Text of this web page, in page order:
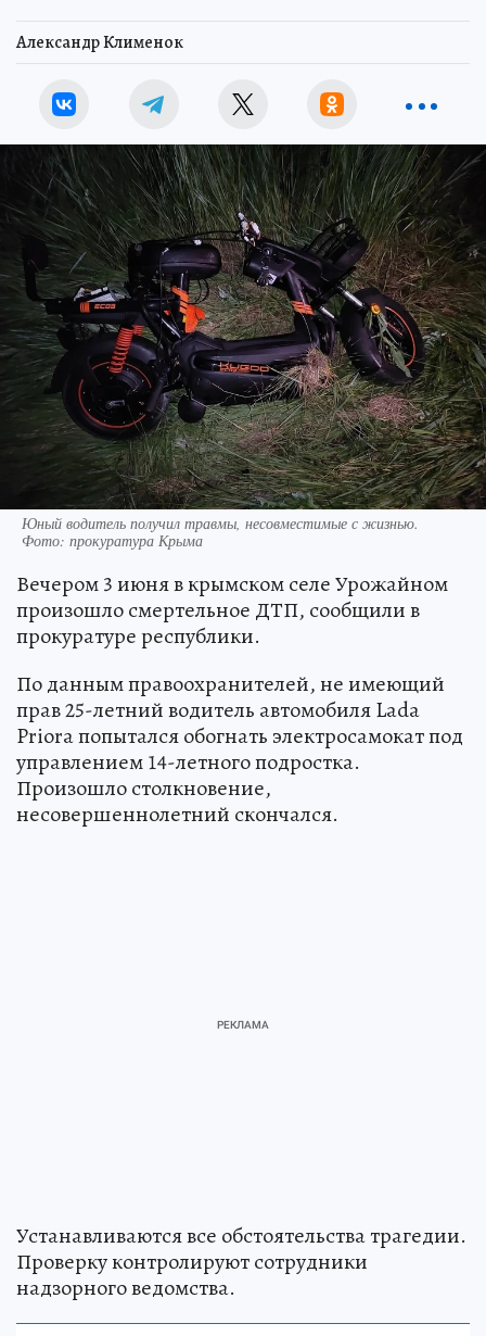
Александр Клименок
Юный водитель получил травмы, несовместимые с жизнью.
Фото: прокуратура Крыма
Вечером 3 июня в крымском селе Урожайном
произошло смертельное ДТП, сообщили в
прокуратуре республики.
По данным правоохранителей, не имеющий
прав 25-летний водитель автомобиля Lada
Priora попытался обогнать электросамокат под
управлением 14-летного подростка.
Произошло столкновение,
несовершеннолетний скончался.
Устанавливаются все обстоятельства трагедии.
Проверку контролируют сотрудники
надзорного ведомства.